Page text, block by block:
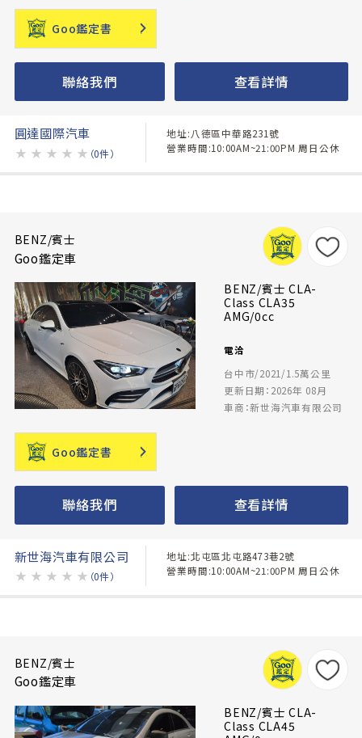
Goo鑑定書
聯絡我們 查看詳情
圓達國際汽車
★ ★ ★ ★ ★ （0件）
地址:八德區中華路231號
營業時間:10:00AM~21:00PM 周日公休
BENZ/賓士
Goo鑑定車
BENZ/賓士 CLA-
Class CLA35
AMG/0cc
電洽
台中市/2021/1.5萬公里
更新日期：2026年 08月
車商：新世海汽車有限公司
Goo鑑定書
聯絡我們 查看詳情
新世海汽車有限公司
★ ★ ★ ★ ★ （0件）
地址:北屯區北屯路473巷2號
營業時間:10:00AM~21:00PM 周日公休
BENZ/賓士
Goo鑑定車
BENZ/賓士 CLA-
Class CLA45